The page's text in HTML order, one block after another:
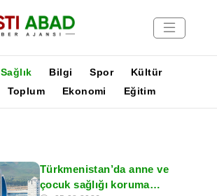
Sağlık Bilgi Spor
Kültür
Toplum Ekonomi Eğitim
Türkmenistan’da anne ve
çocuk sağlığı koruma